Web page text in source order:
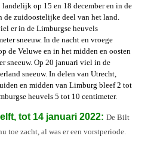
op 15 en 18 december en in de
de zuidoostelijke deel van het land.
er in de Limburgse heuvels
sneeuw. In de nacht en vroege
de Veluwe en in het midden en oosten
sneeuw. Op 20 januari viel in de
sneeuw. In delen van Utrecht,
en midden van Limburg bleef 2 tot
heuvels 5 tot 10 centimeter.
tot 14 januari 2022: De Bilt
toe zacht, al was er een vorstperiode.